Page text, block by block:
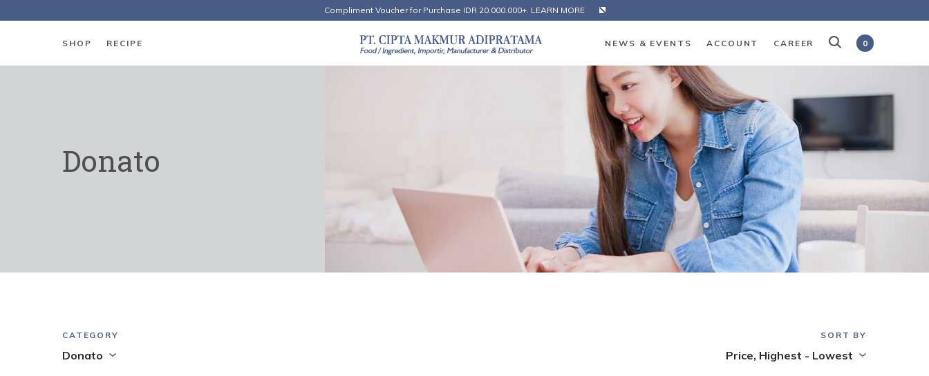
SHOP RECIPE NEWS & EVENTS ACCOUNT CAREER 0
Compliment Voucher for Purchase IDR 20.000.000+. LEARN MORE
Donato
CATEGORY
Donato
SORT BY
Price, Highest - Lowest